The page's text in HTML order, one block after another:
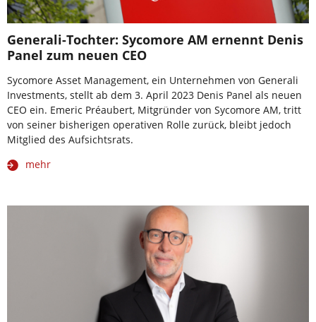
Generali-Tochter: Sycomore AM ernennt Denis
Panel zum neuen CEO
Sycomore Asset Management, ein Unternehmen von Generali
Investments, stellt ab dem 3. April 2023 Denis Panel als neuen
CEO ein. Emeric Préaubert, Mitgründer von Sycomore AM, tritt
von seiner bisherigen operativen Rolle zurück, bleibt jedoch
Mitglied des Aufsichtsrats.
mehr